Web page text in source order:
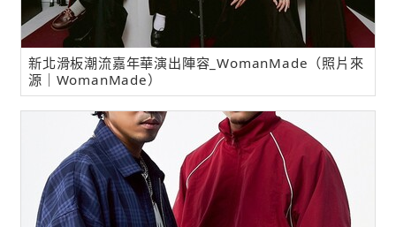
新北滑板潮流嘉年華演出陣容_WomanMade（照片來
源｜WomanMade）